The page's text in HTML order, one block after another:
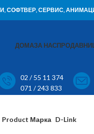
СОФТВЕР, СЕРВИС,
ДОМАЗА НАС
02 / 55 11 374
071 / 243 833
Product Марка D-Link